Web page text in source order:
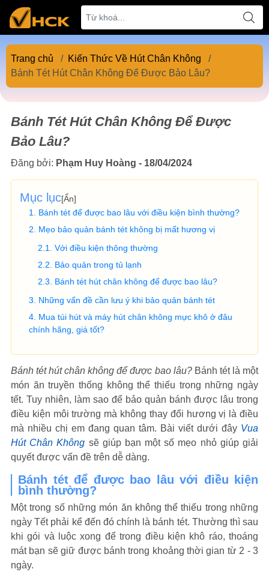
Trang chủ / Kiến Thức Về Hút Chân Không
/
Bánh Tét Hút Chân Không Để Được Bảo Lâu?
Bánh Tét Hút Chân Không Để Được
Bảo Lâu?
Đăng bởi: Phạm Huy Hoàng - 18/04/2024
Mục lục[Ẩn]
Bánh tét để được bao lâu với điều kiện bình thường?
Mẹo bảo quản bánh tét không bị mất hương vị
Với điều kiện thông thường
Bảo quản trong tủ lạnh
Bánh tét hút chân không để được bao lâu?
Những vấn đề cần lưu ý khi bảo quản bánh tét
Mua túi hút và máy hút chân không mực khô ở đâu
chính hãng, giá tốt?
Bánh tét hút chân không để được bao lâu?Bánh tét là một
món ăn truyền thống không thể thiếu trong những ngày
tết. Tuy nhiên, làm sao để bảo quản bánh được lâu trong
điều kiện môi trường mà không thay đổi hương vị là điều
mà nhiều chị em đang quan tâm. Bài viết dưới đây Vua
Hút Chân Không sẽ giúp bạn một số mẹo nhỏ giúp giải
quyết được vấn đề trên dễ dàng.
Bánh tét để được bao lâu với điều kiện
bình thường?
Một trong số những món ăn không thể thiếu trong những
ngày Tết phải kể đến đó chính là bánh tét. Thường thì sau
khi gói và luộc xong để trong điều kiện khô ráo, thoáng
mát bạn sẽ giữ được bánh trong khoảng thời gian từ 2 - 3
ngày.